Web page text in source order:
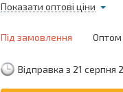
Показати оптові ціни
Під замовлення Оптом
Відправка з 21 серпня